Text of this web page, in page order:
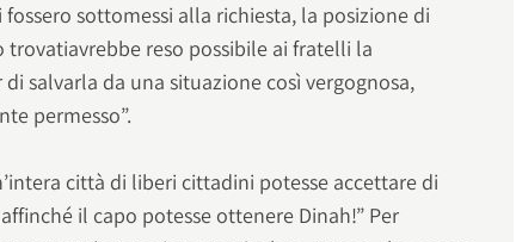
sottomessi alla richiesta, la posizione di
trovatiavrebbe reso possibile ai fratelli la
salvarla da una situazione così vergognosa,
permesso”.
città di liberi cittadini potesse accettare di
il capo potesse ottenere Dinah!” Per